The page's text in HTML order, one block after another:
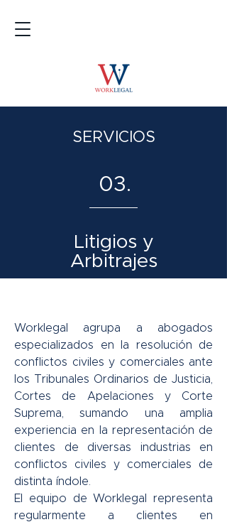
SERVICIOS
03.
Litigios y
Arbitrajes
Worklegal agrupa a abogados
especializados en la resolución de
conflictos civiles y comerciales ante
los Tribunales Ordinarios de Justicia,
Cortes de Apelaciones y Corte
Suprema, sumando una amplia
experiencia en la representación de
clientes de diversas industrias en
conflictos civiles y comerciales de
distinta índole.
El equipo de Worklegal representa
regularmente a clientes en